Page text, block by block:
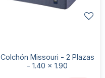
Colchón Missouri - 2 Plazas
- 1.40 x 1.90